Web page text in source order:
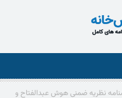
نظریه ضمنی هوش عبدالفتاح و